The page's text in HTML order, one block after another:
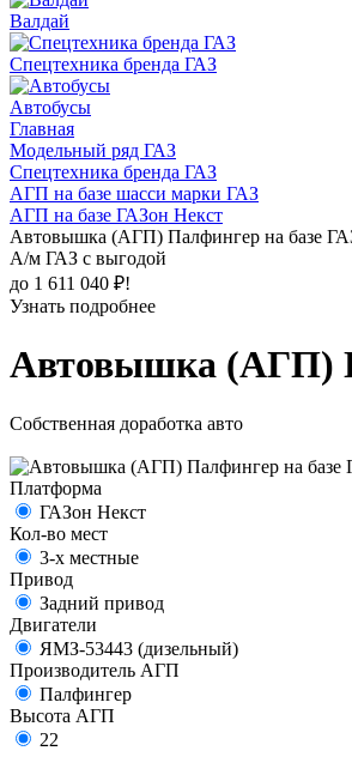
Валдай
Спецтехника бренда ГАЗ
Автобусы
Главная
Модельный ряд ГАЗ
Спецтехника бренда ГАЗ
АГП на базе шасси марки ГАЗ
АГП на базе ГАЗон Некст
Автовышка (АГП) Палфингер на базе
А/м ГАЗ с выгодой
до 1 611 040 ₽!
Узнать подробнее
Автовышка (АГП)
Собственная доработка авто
Платформа
ГАЗон Некст
Кол-во мест
3-х местные
Привод
Задний привод
Двигатели
ЯМЗ-53443 (дизельный)
Производитель АГП
Палфингер
Высота АГП
22